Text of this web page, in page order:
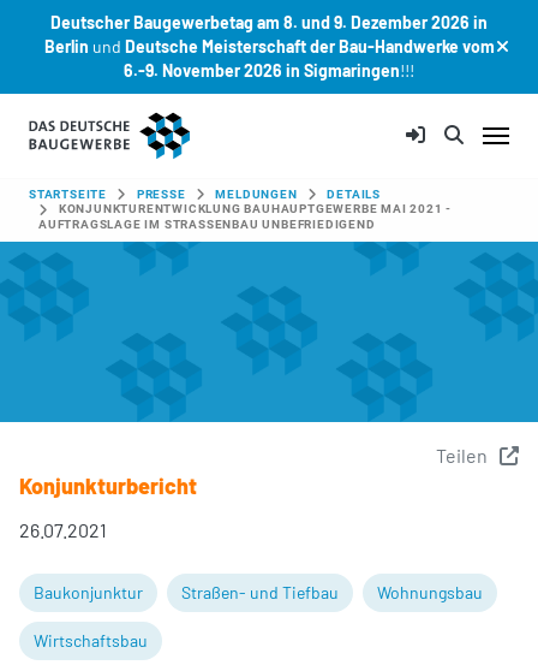
Deutscher Baugewerbetag am 8. und 9. Dezember 2026 in
Berlin und Deutsche Meisterschaft der Bau-Handwerke vom
6.-9. November 2026 in Sigmaringen!!!
Zum Hauptinhalt springen
SIE SIND HIER:
STARTSEITE PRESSE MELDUNGEN
DETAILS
KONJUNKTURENTWICKLUNG BAUHAUPTGEWERBE MAI 2021 -
AUFTRAGSLAGE IM STRASSENBAU UNBEFRIEDIGEND
Teilen
Konjunkturbericht
26.07.2021
Baukonjunktur Straßen- und Tiefbau Wohnungsbau
Wirtschaftsbau